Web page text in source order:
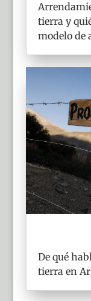
tierra y
modelo de
De qué
tierra en